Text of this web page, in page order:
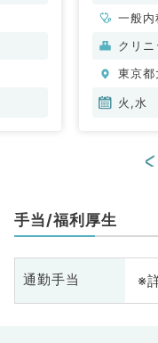
一般内
科、
クリ
東京都
火,水
<
手当/福利厚生
通勤手当 ※